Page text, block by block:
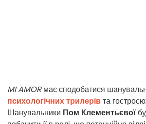
MI AMORмає сподобатися
психологічних трилерівта
Шанувальники Пом Клементьєвої